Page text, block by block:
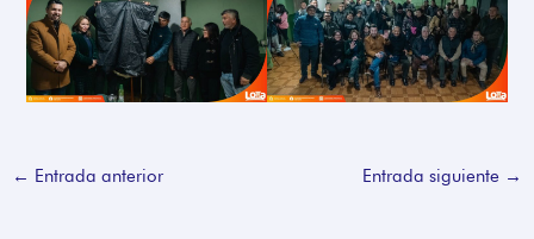
← Entrada anterior Entrada siguiente →